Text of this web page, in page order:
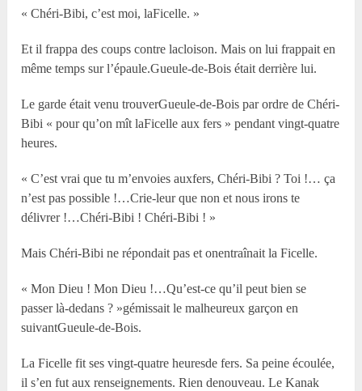
« Chéri-Bibi, c’est moi, laFicelle. »
Et il frappa des coups contre lacloison. Mais on lui frappait en
même temps sur l’épaule.Gueule-de-Bois était derrière lui.
Le garde était venu trouverGueule-de-Bois par ordre de Chéri-
Bibi « pour qu’on mît laFicelle aux fers » pendant vingt-quatre
heures.
« C’est vrai que tu m’envoies auxfers, Chéri-Bibi ? Toi !… ça
n’est pas possible !…Crie-leur que non et nous irons te
délivrer !…Chéri-Bibi ! Chéri-Bibi ! »
Mais Chéri-Bibi ne répondait pas et onentraînait la Ficelle.
« Mon Dieu ! Mon Dieu !…Qu’est-ce qu’il peut bien se
passer là-dedans ? »gémissait le malheureux garçon en
suivantGueule-de-Bois.
La Ficelle fit ses vingt-quatre heuresde fers. Sa peine écoulée,
il s’en fut aux renseignements. Rien denouveau. Le Kanak